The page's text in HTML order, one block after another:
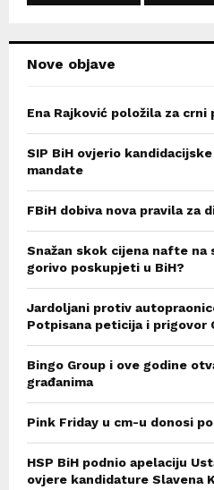
Nove objave
Ena Rajković položila za crni
SIP BiH ovjerio
mandate
FBiH dobiva nova pravila za
Snažan skok cijena nafte
gorivo poskupjeti u BiH?
Jardoljani protiv
Potpisana peticija i prigovor
Bingo Group i ove godine
građanima
Pink Friday u cm-u donosi
HSP BiH podnio apelaciju
ovjere kandidature Slavena